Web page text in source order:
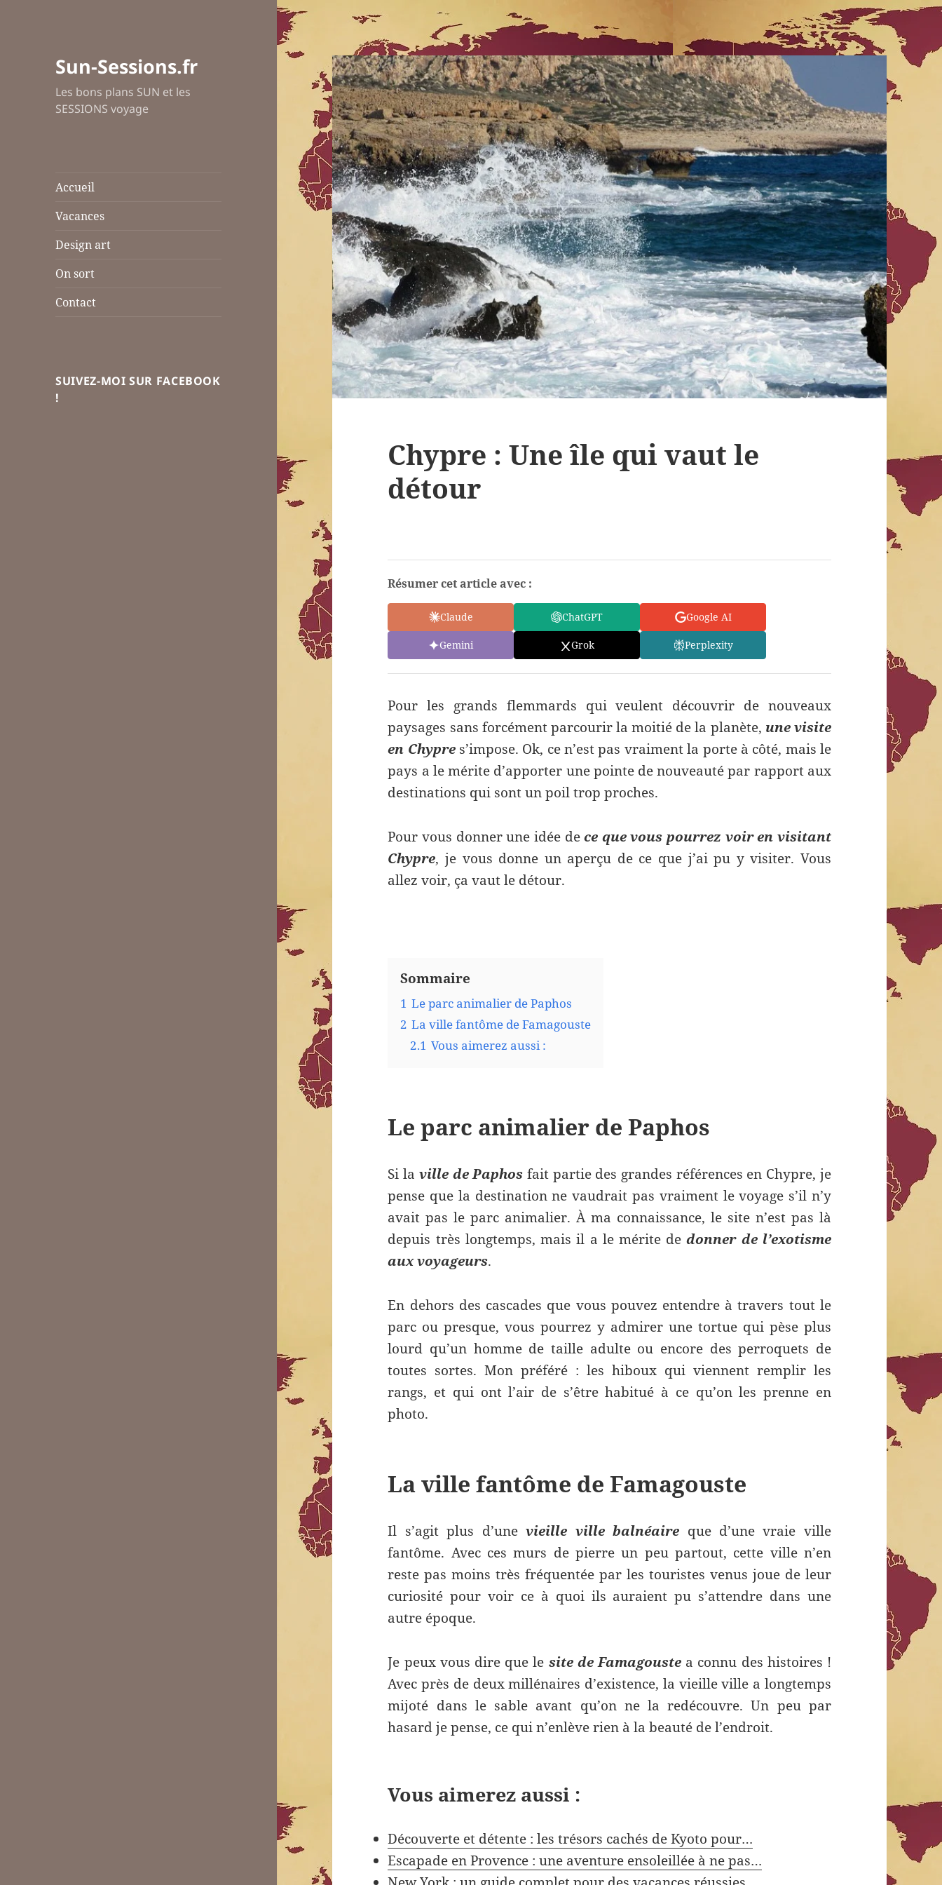
Sun-Sessions.fr
Les bons plans SUN et les
SESSIONS voyage
Accueil
Vacances
Design art
On sort
Contact
SUIVEZ-MOI SUR FACEBOOK
!
Chypre : Une île qui vaut le
détour
Résumer cet article avec :
Claude ChatGPT Google AI
Gemini Grok Perplexity
Pour les grands flemmards qui veulent découvrir de nouveaux
paysages sans forcément parcourir la moitié de la planète, une visite
en Chypres’impose. Ok, ce n’est pas vraiment la porte à côté, mais le
pays a le mérite d’apporter une pointe de nouveauté par rapport aux
destinations qui sont un poil trop proches.
Pour vous donner une idée dece que vous pourrez voir en visitant
Chypre, je vous donne un aperçu de ce que j’ai pu y visiter. Vous
allez voir, ça vaut le détour.
Sommaire
1 Le parc animalier de Paphos
2 La ville fantôme de Famagouste
2.1 Vous aimerez aussi :
Le parc animalier de Paphos
Si la ville de Paphos fait partie des grandes références en Chypre, je
pense que la destination ne vaudrait pas vraiment le voyage s’il n’y
avait pas le parc animalier. À ma connaissance, le site n’est pas là
depuis très longtemps, mais il a le mérite de donner de l’exotisme
aux voyageurs.
En dehors des cascades que vous pouvez entendre à travers tout le
parc ou presque, vous pourrez y admirer une tortue qui pèse plus
lourd qu’un homme de taille adulte ou encore des perroquets de
toutes sortes. Mon préféré : les hiboux qui viennent remplir les
rangs, et qui ont l’air de s’être habitué à ce qu’on les prenne en
photo.
La ville fantôme de Famagouste
Il s’agit plus d’unevieille ville balnéaire que d’une vraie ville
fantôme. Avec ces murs de pierre un peu partout, cette ville n’en
reste pas moins très fréquentée par les touristes venus joue de leur
curiosité pour voir ce à quoi ils auraient pu s’attendre dans une
autre époque.
Je peux vous dire que le site de Famagoustea connu des histoires !
Avec près de deux millénaires d’existence, la vieille ville a longtemps
mijoté dans le sable avant qu’on ne la redécouvre. Un peu par
hasard je pense, ce qui n’enlève rien à la beauté de l’endroit.
Vous aimerez aussi :
Découverte et détente : les trésors cachés de Kyoto pour…
Escapade en Provence : une aventure ensoleillée à ne pas…